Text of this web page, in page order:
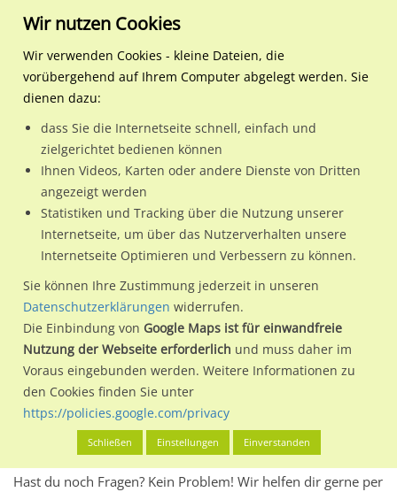
Regionale Plakatwerbung Nordrhein-Westfalen
Witten, Stadt
Ardeystr. 62 quer
Ardeystr. 62 quer
Nutze günstige Werbemöglichkeiten am Standort Ardeystr.
62 querim Ortsteil Oberdorf-Helenenberg)in Witten, Stadt.
Wir erheben für jede unserer Werbeflächen individuelle und
aktuelleStandortinformationenundLeistungswerte
kannst du dich schon vor der Buchung im Detail über den
Standort, seine Reichweite und Werbewirkung sowie
eventuelle Beschränkungen in den zugelassenen
Werbeinhalten informieren.
Alles klar? Dann findest du direkt im unteren Teil dieser Seite
Buchungdes Standorts.
Hast du noch Fragen? Kein Problem! Wir helfen dir gerne per
Wir nutzen Cookies
Wir verwenden Cookies - kleine Dateien, die
vorübergehend auf Ihrem Computer abgelegt werden. Sie
dienen dazu:
dass Sie die Internetseite schnell, einfach und
zielgerichtet bedienen können
Ihnen Videos, Karten oder andere Dienste von Dritten
angezeigt werden
Statistiken und Tracking über die Nutzung unserer
Internetseite, um über das Nutzerverhalten unsere
Internetseite Optimieren und Verbessern zu können.
Sie können Ihre Zustimmung jederzeit in unseren
Datenschutzerklärungen widerrufen.
Die Einbindung von Google Maps ist für einwandfreie
Nutzung der Webseite erforderlich und muss daher im
Voraus eingebunden werden. Weitere Informationen zu
den Cookies finden Sie unter
https://policies.google.com/privacy
Schließen Einstellungen Einverstanden